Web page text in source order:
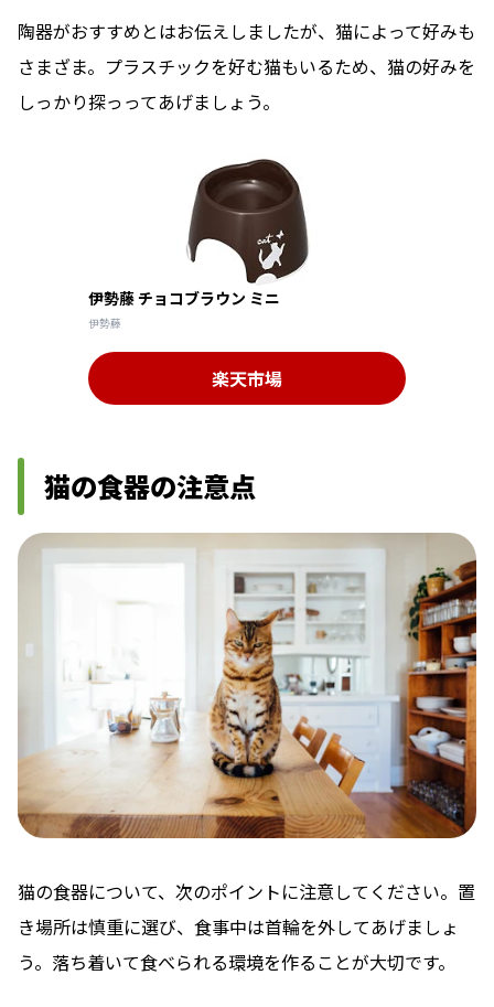
陶器がおすすめとはお伝えしましたが、猫によって好みも
さまざま。プラスチックを好む猫もいるため、猫の好みを
しっかり探っってあげましょう。
伊勢藤 チョコブラウン ミニ
伊勢藤
楽天市場
猫の食器の注意点
猫の食器について、次のポイントに注意してください。置
き場所は慎重に選び、食事中は首輪を外してあげましょ
う。落ち着いて食べられる環境を作ることが大切です。